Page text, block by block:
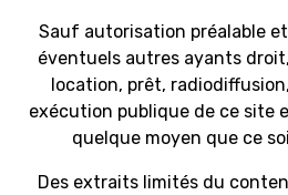
Sauf autorisation préalable et
éventuels autres ayants
location, prêt,
exécution publique de ce site
quelque moyen que ce
Des extraits limités du